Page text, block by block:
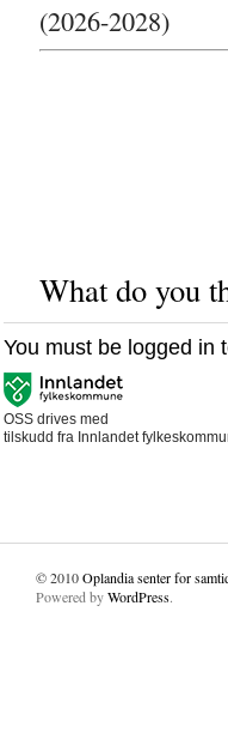
(2026-2028)
What do you
You must be logged in
OSS drives med
tilskudd fra Innlandet
© 2010Oplandia senter for
Powered byWordPress.